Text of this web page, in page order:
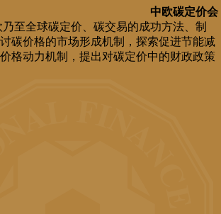
中欧碳定价会
至全球碳定价、碳交易的成功方法、制
碳价格的市场形成机制，探索促进节能减
格动力机制，提出对碳定价中的财政政策